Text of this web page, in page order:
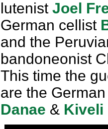
lutenist Joel
German cellist
and the
bandoneonist
This time the
are the
Danae & Kiveli